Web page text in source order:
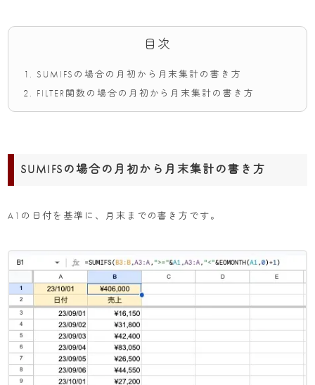
目次
SUMIFSの場合の月初から月末集計の書き方
FILTER関数の場合の月初から月末集計の書き方
SUMIFSの場合の月初から月末集計の書き方
A1の日付を基準に、月末までの書き方です。